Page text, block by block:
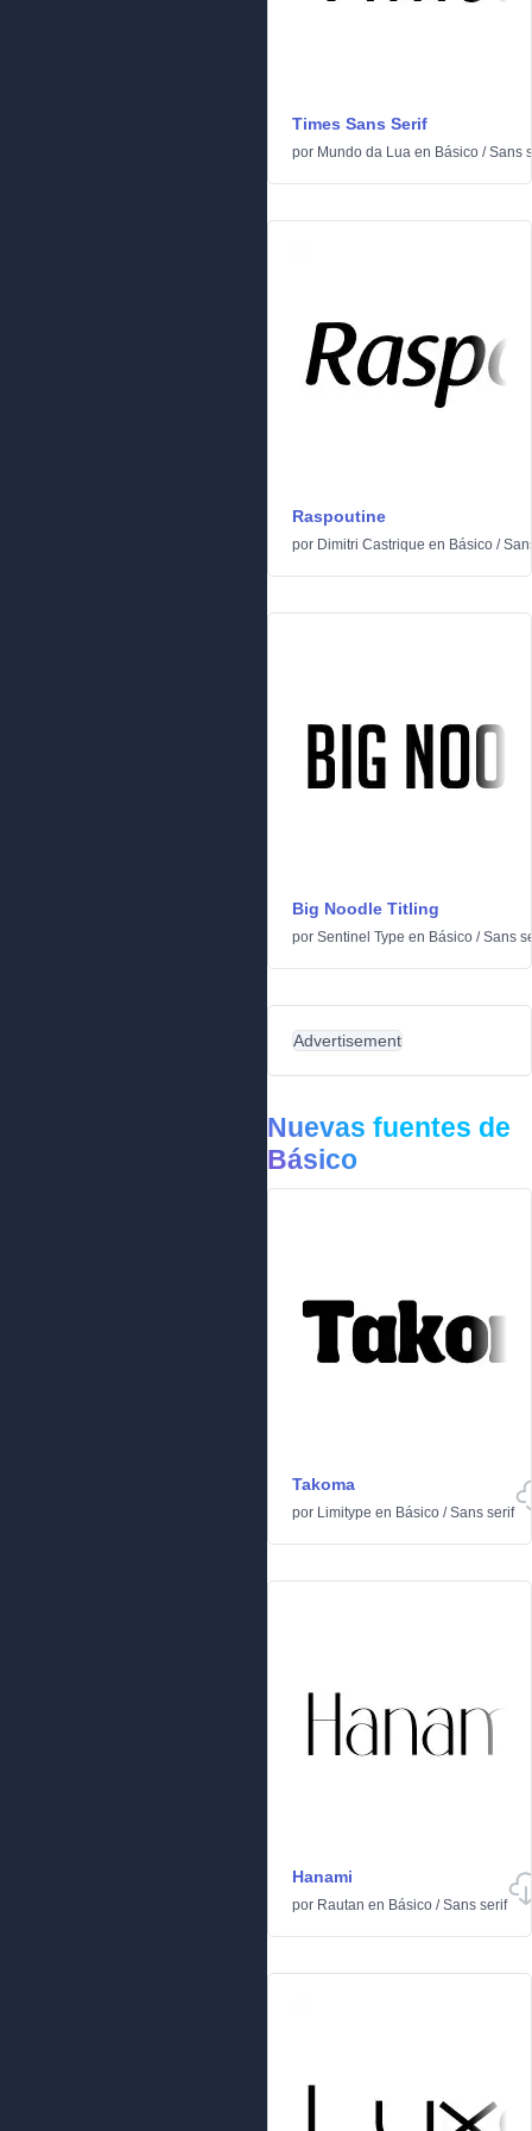
Times Sans Serif
por Mundo da Lua en Básico /Sans
Raspoutine
por Dimitri Castrique en Básico /
Big Noodle Titling
por Sentinel Type en Básico /Sans
Advertisement
Nuevas fuentes de
Básico
Takoma
por Limitype en Básico /Sans serif
Hanami
por Rautan en Básico /Sans serif